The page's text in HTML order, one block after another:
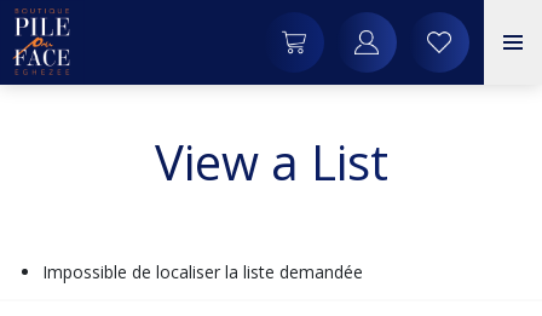
View a List
Impossible de localiser la liste demandée